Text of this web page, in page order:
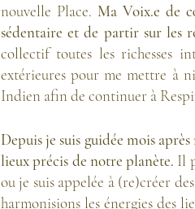
nouvelle Place. Ma Voix.e de
sédentaire et de partir sur les
collectif toutes les richesses
extérieures pour me mettre à
Indien afin de continuer à
Depuis je suis guidée mois
lieux précis de notre planète. Il
ou je suis appelée à (re)créer
harmonisions les énergies des